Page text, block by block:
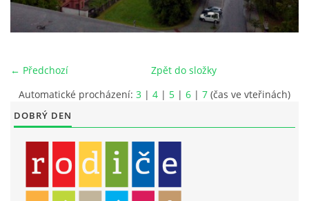
LITERÁRNĚ DRAMATICKÝ OBOR
PRAVIDLA PRO VEŘEJNÉ AKCE ZUŠ STAŇKOV
PŘIJÍMACÍ TALENTOVÉ ZKOUŠKY
← Předchozí
Zpět do složky
Automatické procházení: 3 | 4 | 5 | 6 | 7 (čas ve vteřinách)
DOBRÝ DEN